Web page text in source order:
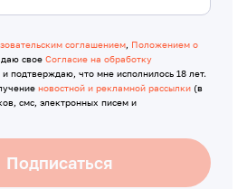
соглашением, Положением о
даю свое Согласие на обработку
и подтверждаю, что мне исполнилось 18 лет.
новостной и рекламной рассылки (в
смс, электронных писем и
Подписаться